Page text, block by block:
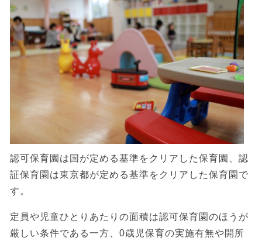
認可保育園は国が定める基準をクリアした保育園、認
証保育園は東京都が定める基準をクリアした保育園で
す。
定員や児童ひとりあたりの面積は認可保育園のほうが
厳しい条件である一方、0歳児保育の実施有無や開所